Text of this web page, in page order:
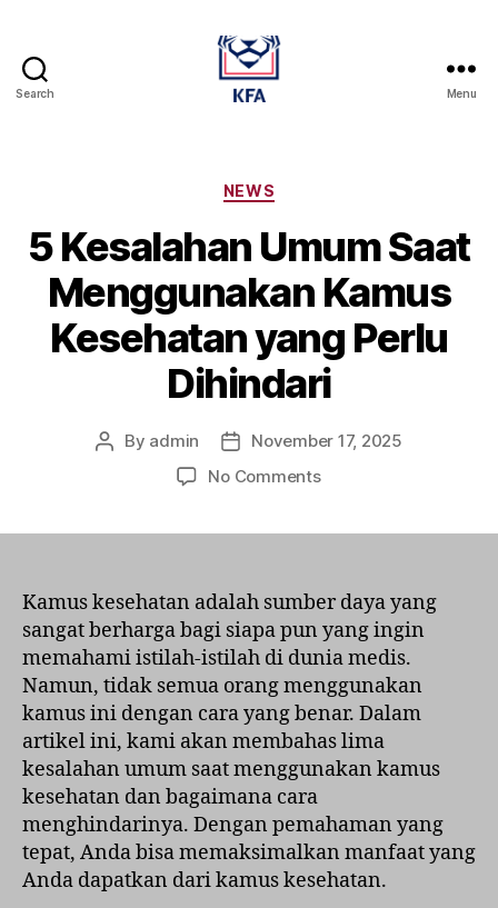
Search
Alat
Kesehatan
Menu
Categories
NEWS
5 Kesalahan Umum Saat
Menggunakan Kamus
Kesehatan yang Perlu
Dihindari
Post
By admin
Post
date
November 17, 2025
No Commentson
Menggunakan
Kamus
Kesehatan
yang
Perlu
Dihindari
Kamus kesehatan adalah sumber daya yang
sangat berharga bagi siapa pun yang ingin
memahami istilah-istilah di dunia medis.
Namun, tidak semua orang menggunakan
kamus ini dengan cara yang benar. Dalam
artikel ini, kami akan membahas lima
kesalahan umum saat menggunakan kamus
kesehatan dan bagaimana cara
menghindarinya. Dengan pemahaman yang
tepat, Anda bisa memaksimalkan manfaat yang
Anda dapatkan dari kamus kesehatan.